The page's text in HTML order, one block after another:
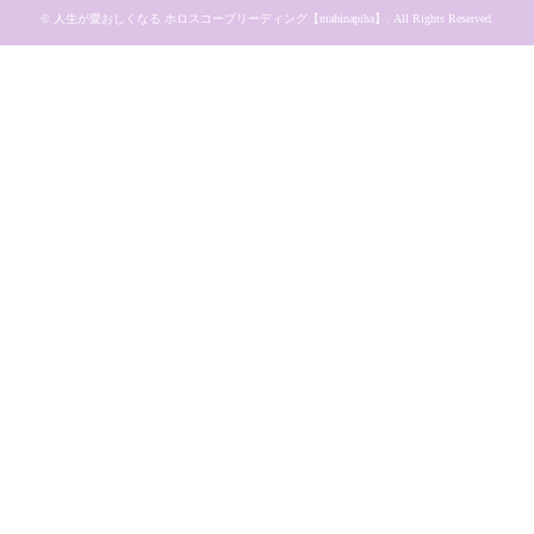
© 人生が愛おしくなる ホロスコープリーディング【mahinapiha】 . All Rights Reserved.